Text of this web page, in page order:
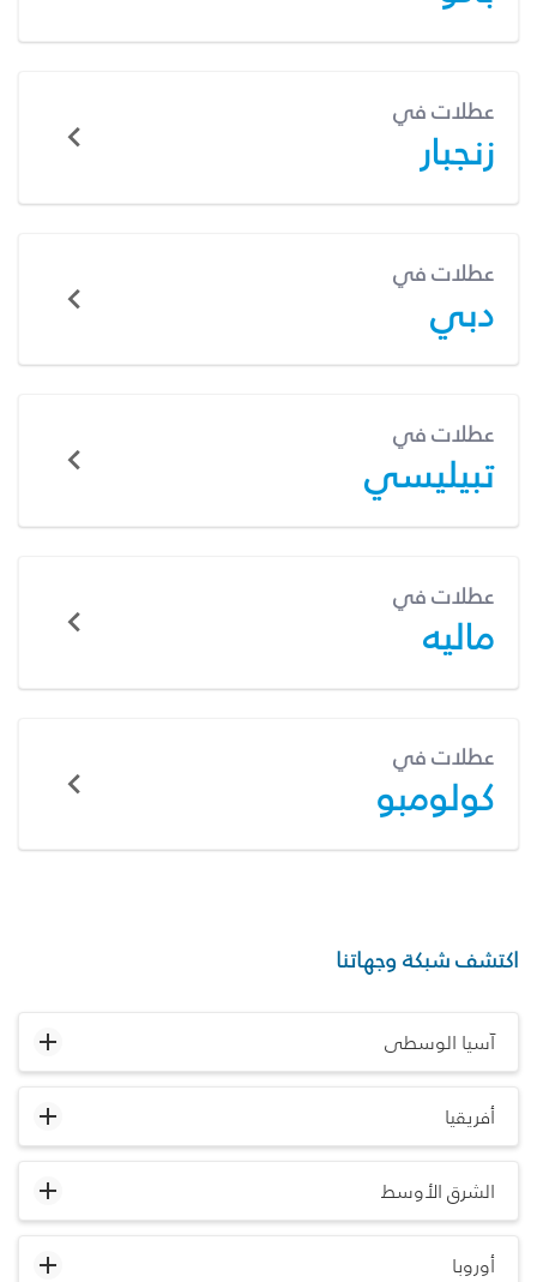
عطلات في
زنجبار
عطلات في
دبي
عطلات في
تبيليسي
عطلات في
ماليه
عطلات في
كولومبو
اكتشف شبكة وجهاتنا
آسيا الوسطى
أفريقيا
الشرق الأوسط
أوروبا